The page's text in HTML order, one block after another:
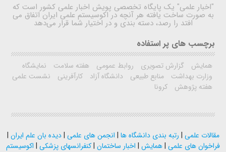
"اخبار علمی" یک پایگاه تخصصی پویش اخبار علمی کشور است که
به صورت ساخت یافته هر آنچه در اکوسیستم علمی ایران اتفاق می
افتد را رصد، دسته بندی و در اختیار شما قرار می‌دهد
برچسب های پر استفاده
همایش گزارش تصویری روابط عمومی هفته سلامت
نمایشگاه
وزارت بهداشت
منابع طبیعی دانشگاه آزاد کارآفرینی
نشست علمی
هفته پژوهش
کرونا
مقالات علمی | رتبه بندی دانشگاه ها | انجمن های علمی |دیده بان علم ایران |
فراخوان های علمی |همایش | اخبار ساختمان |کنفرانسهای پزشکی | اکوسیستم